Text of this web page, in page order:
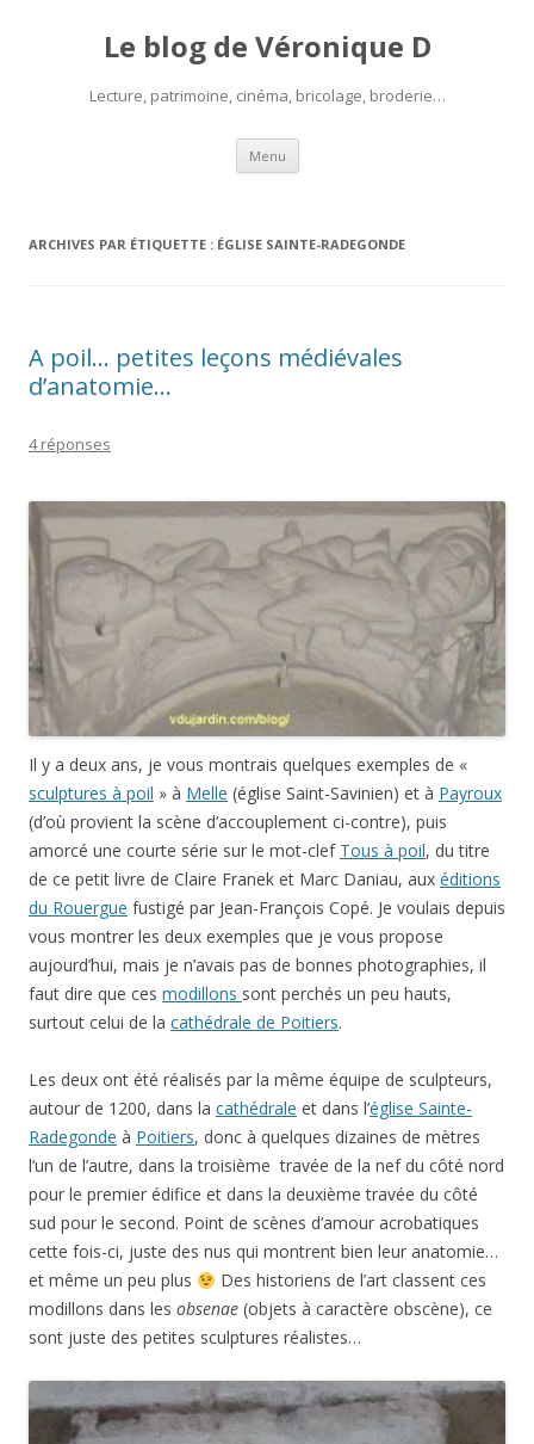
Le blog de Véronique D
Lecture, patrimoine, cinéma, bricolage, broderie…
Menu Aller
contenu
ARCHIVES PAR ÉTIQUETTE : ÉGLISE SAINTE-RADEGONDE
A poil… petites leçons médiévales
d’anatomie…
4 réponses
Il y a deux ans, je vous montrais quelques exemples de «
sculptures à poil » à Melle (église Saint-Savinien) et à Payroux
(d’où provient la scène d’accouplement ci-contre), puis
amorcé une courte série sur le mot-clef Tous à poil, du titre
de ce petit livre de Claire Franek et Marc Daniau, aux éditions
du Rouergue fustigé par Jean-François Copé. Je voulais depuis
vous montrer les deux exemples que je vous propose
aujourd’hui, mais je n’avais pas de bonnes photographies, il
faut dire que ces modillons sont perchés un peu hauts,
surtout celui de la cathédrale de Poitiers.
Les deux ont été réalisés par la même équipe de sculpteurs,
autour de 1200, dans la cathédrale et dans l’église Sainte-
Radegonde à Poitiers, donc à quelques dizaines de mètres
l’un de l’autre, dans la troisième travée de la nef du côté nord
pour le premier édifice et dans la deuxième travée du côté
sud pour le second. Point de scènes d’amour acrobatiques
cette fois-ci, juste des nus qui montrent bien leur anatomie…
et même un peu plus
Des historiens de l’art classent ces
modillons dans les obsenae (objets à caractère obscène), ce
sont juste des petites sculptures réalistes…